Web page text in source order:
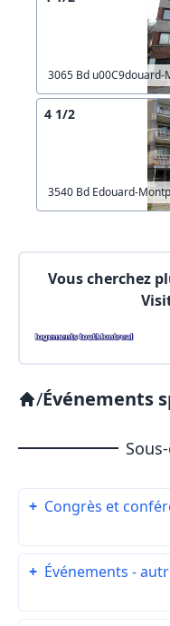
3065 Bd u00C9douard-
4 1/2
3540 Bd Edouard-
Vous cherchez
/Événements
+ Congrès et
+ Événements -